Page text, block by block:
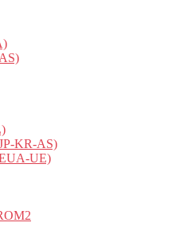
KR-AS)
UE)